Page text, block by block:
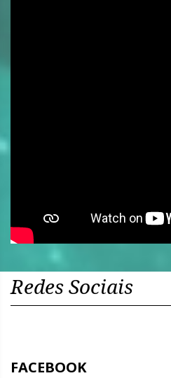
Redes Sociais
FACEBOOK